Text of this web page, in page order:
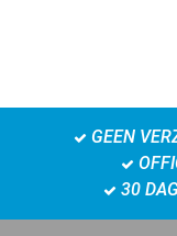
GEEN
30